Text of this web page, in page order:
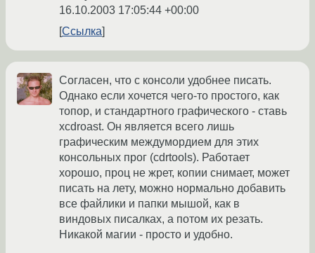
16.10.2003 17:05:44 +00:00
Ссылка
Согласен, что с консоли удобнее писать.
Однако если хочется чего-то простого, как
топор, и стандартного графического - ставь
xcdroast. Он является всего лишь
графическим междумордием для этих
консольных прог (cdrtools). Работает
хорошо, проц не жрет, копии снимает, может
писать на лету, можно нормально добавить
все файлики и папки мышой, как в
виндовых писалках, а потом их резать.
Никакой магии - просто и удобно.